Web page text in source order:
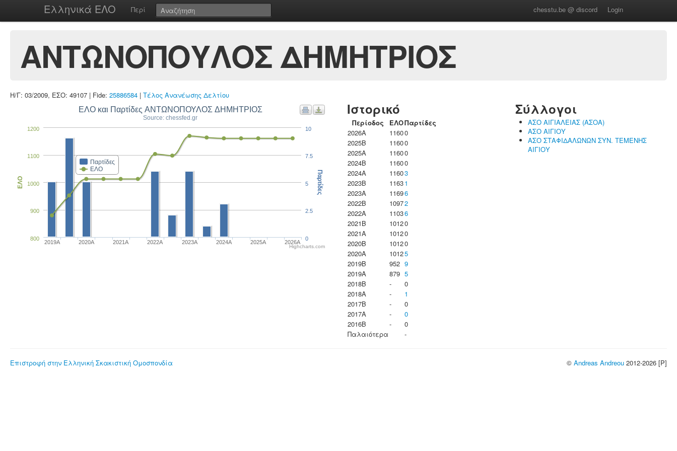
Ελληνικά ΕΛΟ Περί chesstu.be @ discord Login
ΑΝΤΩΝΟΠΟΥΛΟΣ ΔΗΜΗΤΡΙΟΣ
Η/Γ: 03/2009, ΕΣΟ: 49107 | Fide: 25886584 | Τέλος Ανανέωσης Δελτίου
ΕΛΟ και Παρτίδες ΑΝΤΩΝΟΠΟΥΛΟΣ ΔΗΜΗΤΡΙΟΣ
Source: chessfed.gr
Παρτίδες
ΕΛΟ
2019A 2020A 2021A 2022A 2023Α 2024A 2025A 2026A
800
900
1000
1100
1200
ΕΛΟ
0
2.5
5
7.5
10
Παρτίδες
Highcharts.com
Ιστορικό
Περίοδος ΕΛΟΠαρτίδες
2026A
11600
2025B
11600
2025A
11600
2024B
11600
2024A
11603
2023B
11631
2023Α
11696
2022B
10972
2022A
11036
2021B
10120
2021A
10120
2020B
10120
2020A
10125
2019B
952 9
2019A
879 5
2018B
-
0
2018A
-
1
2017B
-
0
2017A
-
0
2016B
-
0
Παλαιότερα
-
Σύλλογοι
ΑΣΟ ΑΙΓΙΑΛΕΙΑΣ (ΑΣΟΑ)
ΑΣΟ ΑΙΓΙΟΥ
ΑΣΟ ΣΤΑΦΙΔΑΛΩΝΩΝ ΣΥΝ. ΤΕΜΕΝΗΣ
ΑΙΓΙΟΥ
Επιστροφή στην Ελληνική Σκακιστική Ομοσπονδία © Andreas Andreou 2012-2026 [P]